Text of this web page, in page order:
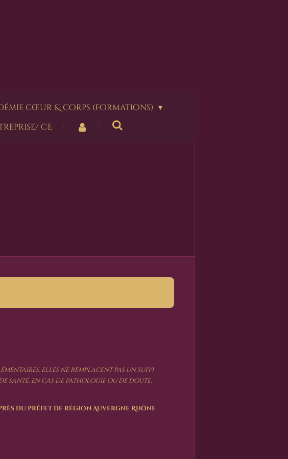
cœur & corps (formations)
CE
Elles ne remplacent pas un suivi
santé. En cas de pathologie ou de doute,
du préfet de région Auvergne Rhône